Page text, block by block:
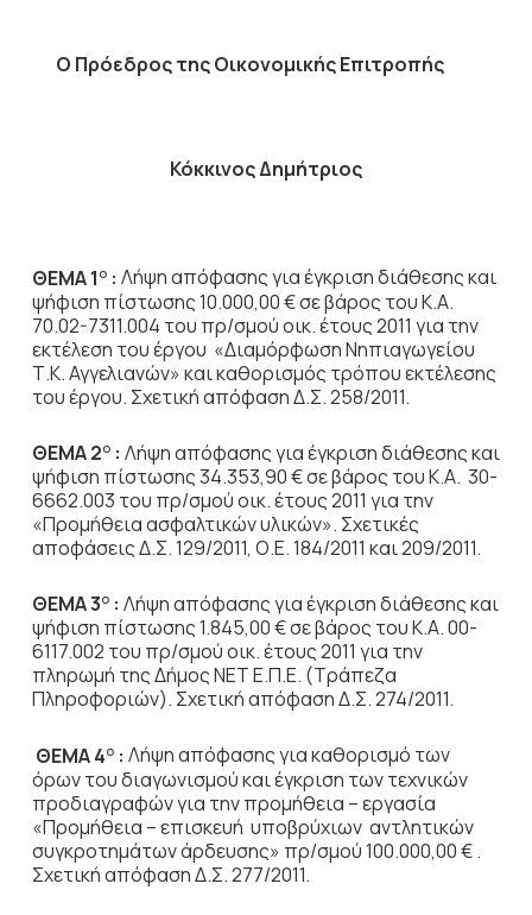
Ο Πρόεδροςτης Οικονομικής Επιτροπής
Κόκκινος Δημήτριος
ΘΕΜΑ 1 Ο: Λήψη απόφασης για έγκριση διάθεσης και
ψήφιση πίστωσης 10.000,00 € σε βάρος του Κ.Α.
70.02-7311.004 του πρ/σμού οικ. έτους 2011 για την
εκτέλεση του έργου «Διαμόρφωση Νηπιαγωγείου
Τ.Κ. Αγγελιανών» και καθορισμός τρόπου εκτέλεσης
του έργου. Σχετική απόφαση Δ.Σ. 258/2011.
ΘΕΜΑ 2Ο: Λήψη απόφασης για έγκριση διάθεσης και
ψήφιση πίστωσης 34.353,90 € σε βάρος του Κ.Α. 30-
6662.003 του πρ/σμού οικ. έτους 2011 για την
«Προμήθεια ασφαλτικών υλικών». Σχετικές
αποφάσεις Δ.Σ. 129/2011, Ο.Ε. 184/2011 και 209/2011.
ΘΕΜΑ 3Ο: Λήψη απόφασης για έγκριση διάθεσης και
ψήφιση πίστωσης 1.845,00 € σε βάρος του Κ.Α. 00-
6117.002 του πρ/σμού οικ. έτους 2011 για την
πληρωμή της Δήμος ΝΕΤ Ε.Π.Ε. (Τράπεζα
Πληροφοριών). Σχετική απόφαση Δ.Σ. 274/2011.
ΘΕΜΑ 4Ο: Λήψη απόφασης για καθορισμό των
όρων του διαγωνισμού και έγκριση των τεχνικών
προδιαγραφών για την προμήθεια – εργασία
«Προμήθεια – επισκευή υποβρύχιων αντλητικών
συγκροτημάτων άρδευσης» πρ/σμού 100.000,00 € .
Σχετική απόφαση Δ.Σ. 277/2011.